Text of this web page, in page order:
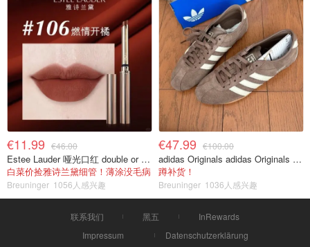
€11.99 €46.00
Estee Lauder 哑光口红 double or nothing色号
白菜价捡雅诗兰黛细管！薄涂没毛病
Breuninger 1056人感兴趣
€47.99 €100.00
adidas Originals adidas Originals TOKYO 复古休闲鞋 深棕色
蹲补货！
Breuninger 1036人感兴趣
联系我们 黑五
InRewards
Impressum
Datenschutzerklärung